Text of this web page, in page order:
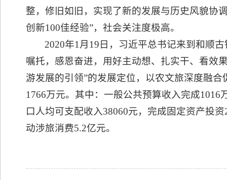
整，修旧如旧，实现了新的发展与历史风貌协
创新100佳经验”，社会关注度极高。
2020年1月19日，习近平总书记来到和顺
嘱托，感恩奋进，用好主动想、扎实干、看效
游发展的引领”的发展定位，以农文旅深度融
1766万元。其中：一般公共预算收入完成
口人均可支配收入38060元，完成固定资产投
动涉旅消费‌5.2亿元。